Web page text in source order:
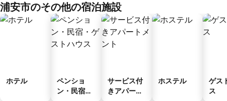
浦安市のその他の宿泊施設
ホテル
ペンショ
ン・民宿・
サービス付
きアパート
ホステル
ゲス
ス